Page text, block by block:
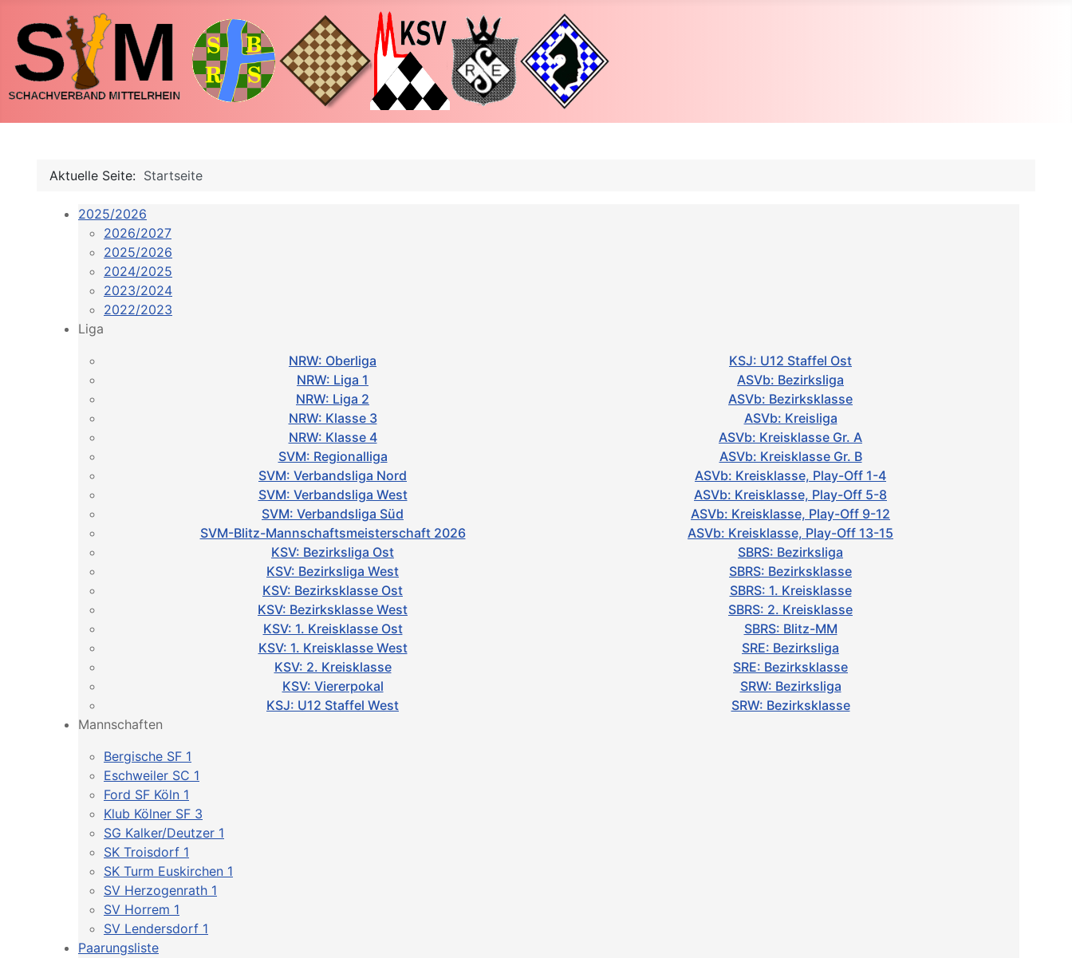
Aktuelle Seite: Startseite
2025/2026
2026/2027
2025/2026
2024/2025
2023/2024
2022/2023
Liga
NRW: Oberliga
KSJ: U12 Staffel Ost
NRW: Liga 1
ASVb: Bezirksliga
NRW: Liga 2
ASVb: Bezirksklasse
NRW: Klasse 3
ASVb: Kreisliga
NRW: Klasse 4
ASVb: Kreisklasse Gr. A
SVM: Regionalliga
ASVb: Kreisklasse Gr. B
SVM: Verbandsliga Nord
ASVb: Kreisklasse, Play-Off 1-4
SVM: Verbandsliga West
ASVb: Kreisklasse, Play-Off 5-8
SVM: Verbandsliga Süd
ASVb: Kreisklasse, Play-Off 9-12
SVM-Blitz-Mannschaftsmeisterschaft 2026
ASVb: Kreisklasse, Play-Off 13-15
KSV: Bezirksliga Ost
SBRS: Bezirksliga
KSV: Bezirksliga West
SBRS: Bezirksklasse
KSV: Bezirksklasse Ost
SBRS: 1. Kreisklasse
KSV: Bezirksklasse West
SBRS: 2. Kreisklasse
KSV: 1. Kreisklasse Ost
SBRS: Blitz-MM
KSV: 1. Kreisklasse West
SRE: Bezirksliga
KSV: 2. Kreisklasse
SRE: Bezirksklasse
KSV: Viererpokal
SRW: Bezirksliga
KSJ: U12 Staffel West
SRW: Bezirksklasse
Mannschaften
Bergische SF 1
Eschweiler SC 1
Ford SF Köln 1
Klub Kölner SF 3
SG Kalker/Deutzer 1
SK Troisdorf 1
SK Turm Euskirchen 1
SV Herzogenrath 1
SV Horrem 1
SV Lendersdorf 1
Paarungsliste